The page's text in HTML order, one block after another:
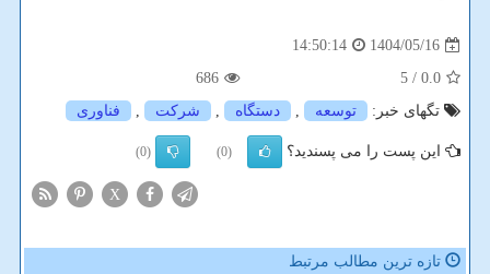
1404/05/16
14:50:14
0.0
/ 5
686
تگهای خبر:
توسعه , دستگاه , شركت , فناوری
این پست را می پسندید؟ (0)
(0)
X
تازه ترین مطالب مرتبط